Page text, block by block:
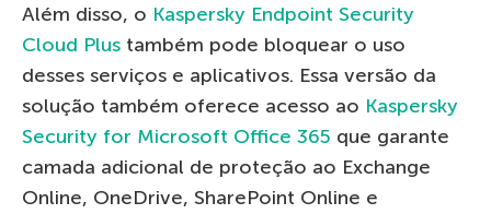
Além disso, o Kaspersky Endpoint Security
Cloud Plus também pode bloquear o uso
desses serviços e aplicativos. Essa versão da
solução também oferece acesso ao Kaspersky
Security for Microsoft Office 365 que garante
camada adicional de proteção ao Exchange
Online, OneDrive, SharePoint Online e